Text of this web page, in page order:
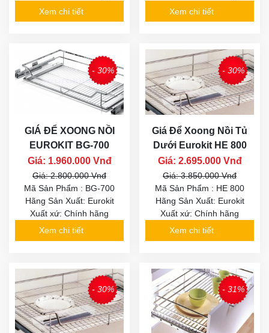
Xem chi tiết
Xem chi tiết
- 30%
GIÁ ĐỂ XOONG NỒI
EUROKIT BG-700
Giá: 1.960.000 Vnđ
Giá: 2.800.000 Vnđ
Mã Sản Phẩm : BG-700
Hãng Sản Xuất: Eurokit
Xuất xứ: Chính hãng
Xem chi tiết
- 30%
Giá Để Xoong Nồi Tủ
Dưới Eurokit HE 800
Giá: 2.695.000 Vnđ
Giá: 3.850.000 Vnđ
Mã Sản Phẩm : HE 800
Hãng Sản Xuất: Eurokit
Xuất xứ: Chính hãng
Xem chi tiết
- 30% - 31%